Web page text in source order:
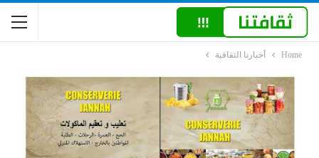
Home أخبارنا الثقافية